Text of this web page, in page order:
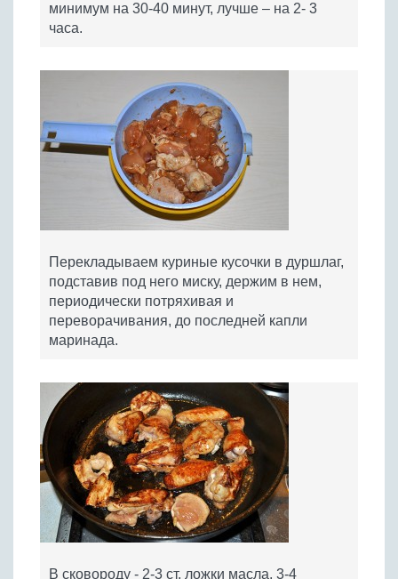
минимум на 30-40 минут, лучше – на 2- 3
часа.
Перекладываем куриные кусочки в дуршлаг,
подставив под него миску, держим в нем,
периодически потряхивая и
переворачивания, до последней капли
маринада.
В сковороду - 2-3 ст. ложки масла, 3-4